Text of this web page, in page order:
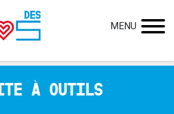
MENU
À OUTILS